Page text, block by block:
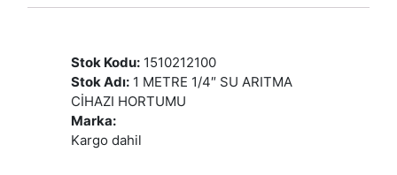
Stok Kodu: 1510212100
Stok Adı: 1 METRE 1/4″ SU ARITMA
CİHAZI HORTUMU
Marka:
Kargo dahil